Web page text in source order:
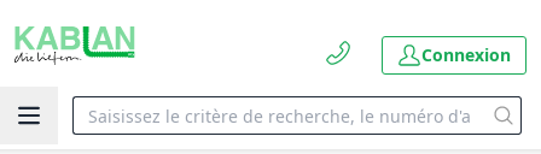
Connexion